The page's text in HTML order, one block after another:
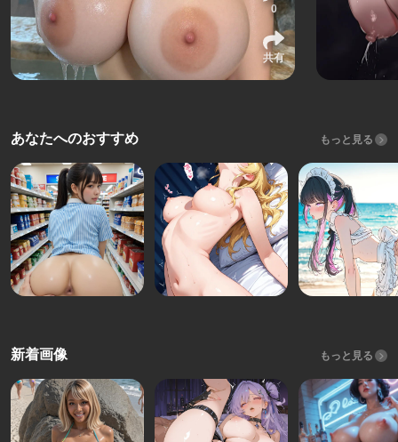
0
共有
あなたへのおすすめ もっと見る
新着画像 もっと見る